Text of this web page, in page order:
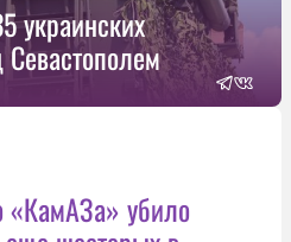
украинских
«КамАЗа» убило